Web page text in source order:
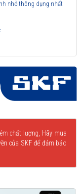
nhỏ thông dụng nhất
chất lượng, Hãy mua
của SKF để đảm bảo